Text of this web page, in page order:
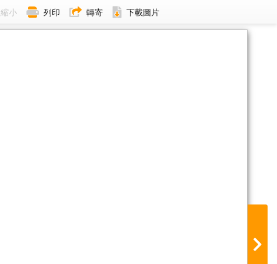
縮小 列印 轉寄 下載圖片